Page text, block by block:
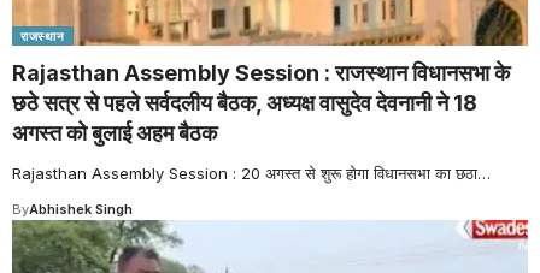
राजस्थान
Rajasthan Assembly Session : राजस्थान विधानसभा के
छठे सत्र से पहले सर्वदलीय बैठक, अध्यक्ष वासुदेव देवनानी ने 18
अगस्त को बुलाई अहम बैठक
Rajasthan Assembly Session : 20 अगस्त से शुरू होगा विधानसभा का छठा…
ByAbhishek Singh